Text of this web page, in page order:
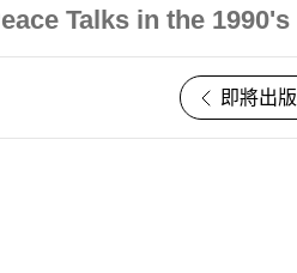
Talks in the 1990's
即將出版